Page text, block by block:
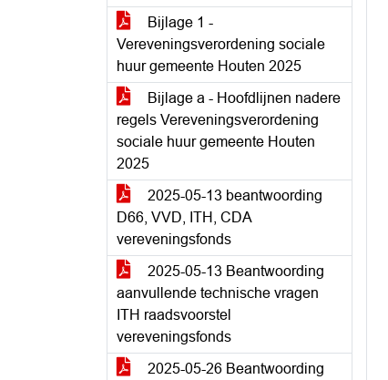
Bijlage 1 -
Vereveningsverordening sociale
huur gemeente Houten 2025
Bijlage a - Hoofdlijnen nadere
regels Vereveningsverordening
sociale huur gemeente Houten
2025
2025-05-13 beantwoording
D66, VVD, ITH, CDA
vereveningsfonds
2025-05-13 Beantwoording
aanvullende technische vragen
ITH raadsvoorstel
vereveningsfonds
2025-05-26 Beantwoording